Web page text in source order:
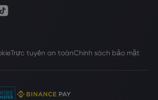
Trực tuyến an toànChính sách bảo mật